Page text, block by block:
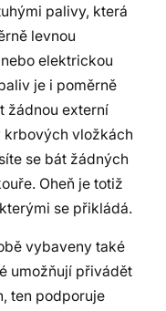
palivy, která
levnou
elektrickou
je i poměrně
žádnou externí
krbových vložkách
se bát žádných
Oheň je totiž
se přikládá.
vybaveny také
umožňují přivádět
ten podporuje